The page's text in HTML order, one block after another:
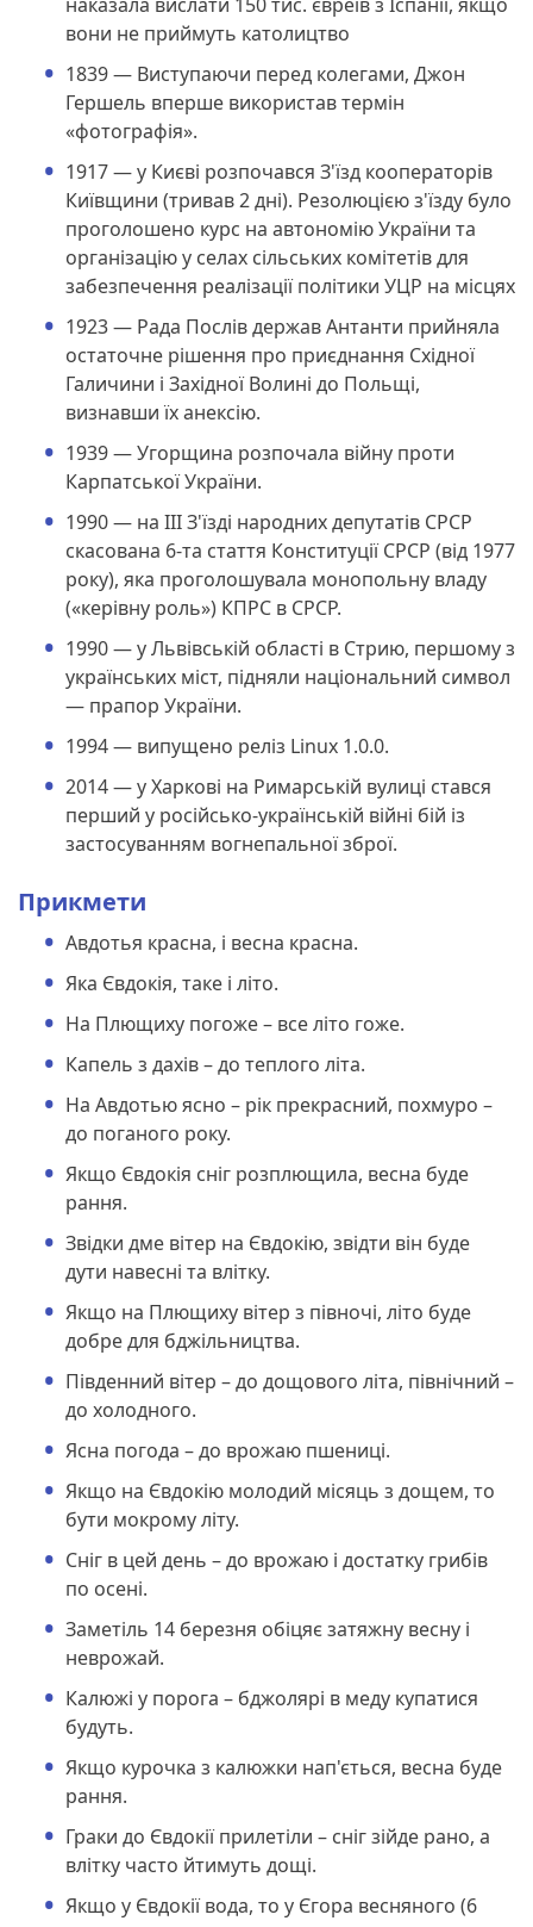
вони не приймуть католицтво
1839 — Виступаючи перед колегами, Джон
Гершель вперше використав термін
«фотографія».
1917 — у Києві розпочався З'їзд кооператорів
Київщини (тривав 2 дні). Резолюцією з'їзду було
проголошено курс на автономію України та
організацію у селах сільських комітетів для
забезпечення реалізації політики УЦР на місцях
1923 — Рада Послів держав Антанти прийняла
остаточне рішення про приєднання Східної
Галичини і Західної Волині до Польщі,
визнавши їх анексію.
1939 — Угорщина розпочала війну проти
Карпатської України.
1990 — на III З'їзді народних депутатів СРСР
скасована 6-та стаття Конституції СРСР (від 1977
року), яка проголошувала монопольну владу
(«керівну роль») КПРС в СРСР.
1990 — у Львівській області в Стрию, першому з
українських міст, підняли національний символ
— прапор України.
1994 — випущено реліз Linux 1.0.0.
2014 — у Харкові на Римарській вулиці стався
перший у російсько-українській війні бій із
застосуванням вогнепальної зброї.
Прикмети
Авдотья красна, і весна красна.
Яка Євдокія, таке і літо.
На Плющиху погоже – все літо гоже.
Капель з дахів – до теплого літа.
На Авдотью ясно – рік прекрасний, похмуро –
до поганого року.
Якщо Євдокія сніг розплющила, весна буде
рання.
Звідки дме вітер на Євдокію, звідти він буде
дути навесні та влітку.
Якщо на Плющиху вітер з півночі, літо буде
добре для бджільництва.
Південний вітер – до дощового літа, північний –
до холодного.
Ясна погода – до врожаю пшениці.
Якщо на Євдокію молодий місяць з дощем, то
бути мокрому літу.
Сніг в цей день – до врожаю і достатку грибів
по осені.
Заметіль 14 березня обіцяє затяжну весну і
неврожай.
Калюжі у порога – бджолярі в меду купатися
будуть.
Якщо курочка з калюжки нап'ється, весна буде
рання.
Граки до Євдокії прилетіли – сніг зійде рано, а
влітку часто йтимуть дощі.
Якщо у Євдокії вода, то у Єгора весняного (6